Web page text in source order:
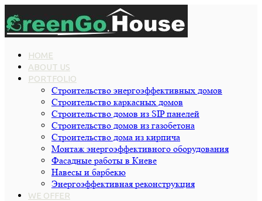
HOME
ABOUT US
PORTFOLIO
Строительство энергоэффективных домов
Строительство каркасных домов
Строительство домов из SIP панелей
Строительство домов из газобетона
Строительство дома из кирпича
Монтаж энергоэффективного оборудования
Фасадные работы в Киеве
Навесы и барбекю
Энергоэффективная реконструкция
WE OFFER